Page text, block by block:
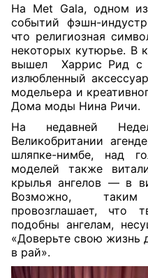
На Met Gala, одном
событий фэшн-
что религиозная
некоторых кутюрье. В
вышел
Харрис Рид с
излюбленный
модельера и
Дома моды Нина Ричи.
На недавней
Великобритании
шляпке-нимбе, над
моделей также
крылья ангелов — в
Возможно,
провозглашает,
подобны ангелам,
«Доверьте свою жизнь
в рай».